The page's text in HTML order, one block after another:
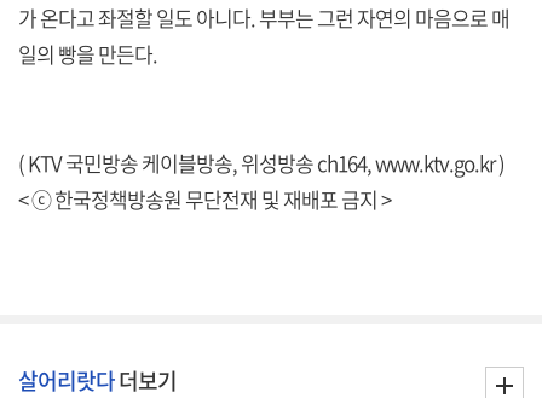
가 온다고 좌절할 일도 아니다. 부부는 그런 자연의 마음으로 매
일의 빵을 만든다.
( KTV 국민방송 케이블방송, 위성방송 ch164,www.ktv.go.kr)
< ⓒ 한국정책방송원 무단전재 및 재배포 금지 >
살어리랏다더보기